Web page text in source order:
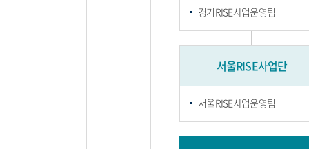
경기RISE사업운영팀
서울RISE사업단
서울RISE사업운영팀